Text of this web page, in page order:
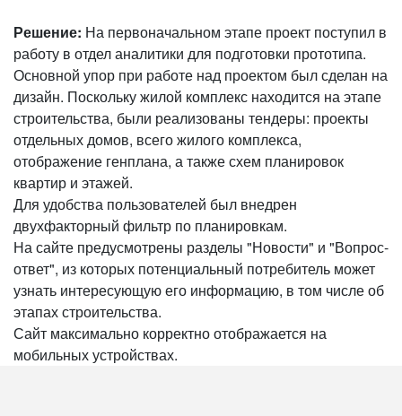
Решение: На первоначальном этапе проект поступил в
работу в отдел аналитики для подготовки прототипа.
Основной упор при работе над проектом был сделан на
дизайн. Поскольку жилой комплекс находится на этапе
строительства, были реализованы тендеры: проекты
отдельных домов, всего жилого комплекса,
отображение генплана, а также схем планировок
квартир и этажей.
Для удобства пользователей был внедрен
двухфакторный фильтр по планировкам.
На сайте предусмотрены разделы "Новости" и "Вопрос-
ответ", из которых потенциальный потребитель может
узнать интересующую его информацию, в том числе об
этапах строительства.
Сайт максимально корректно отображается на
мобильных устройствах.